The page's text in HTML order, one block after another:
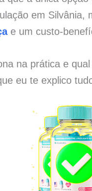
em Silvânia,
e um custo-
na prática e
eu te explico